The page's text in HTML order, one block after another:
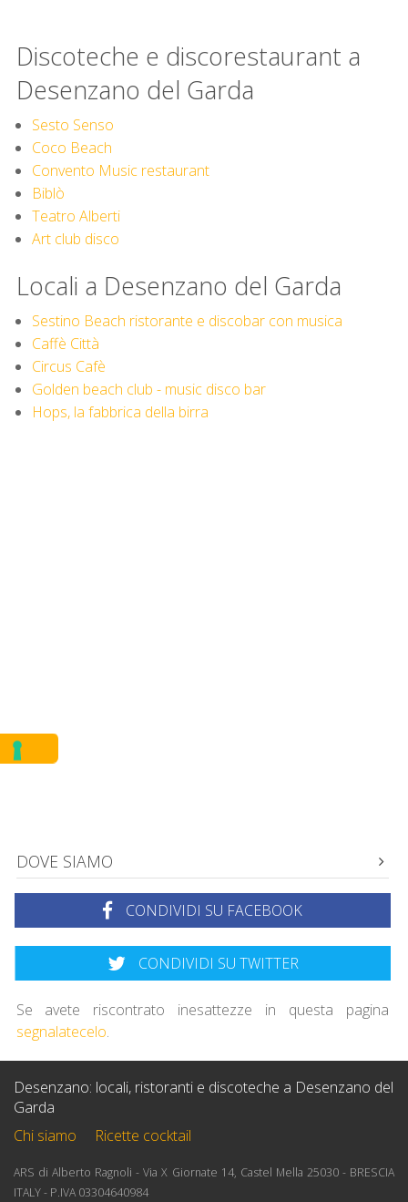
Discoteche e discorestaurant a
Desenzano del Garda
Sesto Senso
Coco Beach
Convento Music restaurant
Biblò
Teatro Alberti
Art club disco
Locali a Desenzano del Garda
Sestino Beach ristorante e discobar con musica
Caffè Città
Circus Cafè
Golden beach club - music disco bar
Hops, la fabbrica della birra
DOVE SIAMO
CONDIVIDI SU FACEBOOK
CONDIVIDI SU TWITTER
Se avete riscontrato inesattezze in questa pagina
segnalatecelo.
Desenzano: locali, ristoranti e discoteche a Desenzano del
Garda
Chi siamo
Ricette cocktail
ARS di Alberto Ragnoli - Via X Giornate 14, Castel Mella 25030 - BRESCIA
ITALY - P.IVA 03304640984